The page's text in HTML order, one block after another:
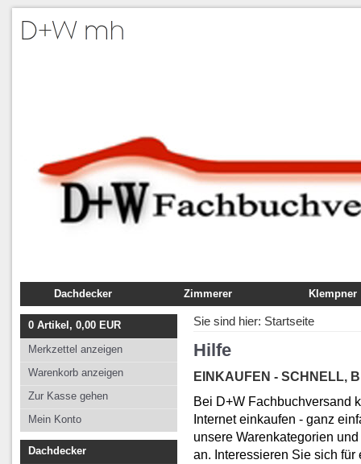
Dachdecker
Fachbuch
Ausbildung
Kalkulation
Fachregeln
Arbeitsrecht
Zimmerer
Fachbuch
Ausbildung
Klempner
Fachbuch
0 Artikel, 0,00 EUR
Merkzettel anzeigen
Warenkorb anzeigen
Zur Kasse gehen
Mein Konto
Dachdecker
Sie sind hier: Startseite
Hilfe
EINKAUFEN - SCHNELL,
Bei D+W Fachbuchversand
Internet einkaufen - ganz
unsere Warenkategorien
an. Interessieren Sie sich